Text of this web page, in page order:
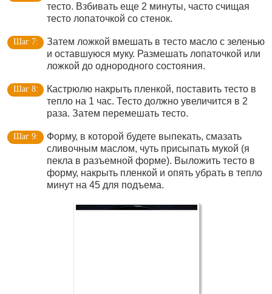
тесто. Взбивать еще 2 минуты, часто счищая
тесто лопаточкой со стенок.
Затем ложкой вмешать в тесто масло с зеленью
и оставшуюся муку. Размешать лопаточкой или
ложкой до однородного состояния.
Кастрюлю накрыть пленкой, поставить тесто в
тепло на 1 час. Тесто должно увеличится в 2
раза. Затем перемешать тесто.
Форму, в которой будете выпекать, смазать
сливочным маслом, чуть присыпать мукой (я
пекла в разъемной форме). Выложить тесто в
форму, накрыть пленкой и опять убрать в тепло
минут на 45 для подъема.